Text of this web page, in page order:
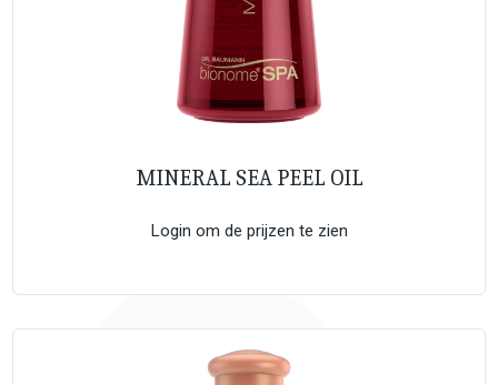
MINERAL SEA PEEL OIL
Login om de prijzen te zien